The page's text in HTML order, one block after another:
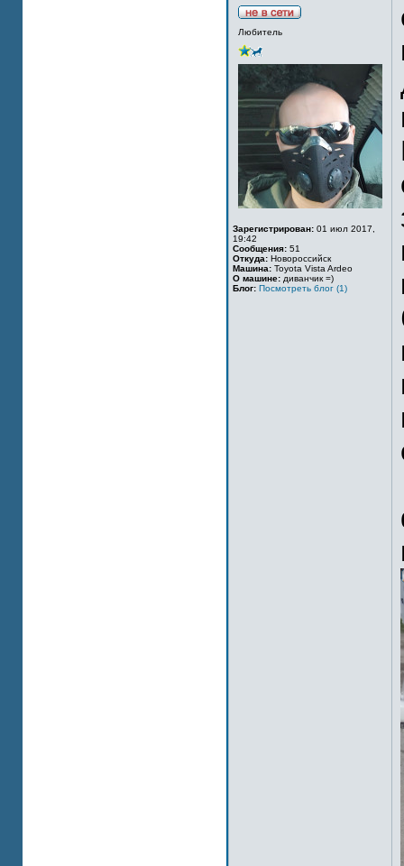
Любитель
Зарегистрирован: 01 июл 2017,
19:42
Сообщения: 51
Откуда: Новороссийск
Машина: Toyota Vista Ardeo
О машине: диванчик =)
Блог: Посмотреть блог (1)